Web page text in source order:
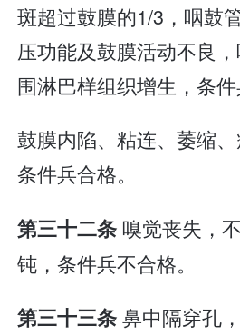
斑超过鼓膜的1/3，咽鼓
压功能及鼓膜活动不良
围淋巴样组织增生，条件
鼓膜内陷、粘连、萎缩、
条件兵合格。
第三十二条 嗅觉丧失，
钝，条件兵不合格。
第三十三条鼻中隔穿孔